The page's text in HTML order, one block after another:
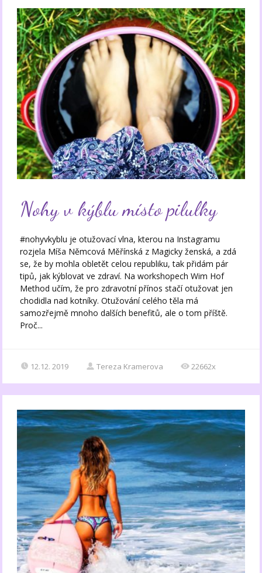
Nohy v kýblu místo pilulky
#nohyvkyblu je otužovací vlna, kterou na Instagramu
rozjela Míša Němcová Měřínská z Magicky ženská, a zdá
se, že by mohla obletět celou republiku, tak přidám pár
tipů, jak kýblovat ve zdraví.⁣⁣ Na workshopech Wim Hof
Method učím, že pro zdravotní přínos stačí otužovat jen
chodidla nad kotníky.⁣ Otužování celého těla má
samozřejmě mnoho dalších benefitů, ale o tom příště.⁣⁣ ⁣⁣
Proč...
12.12. 2019 Tereza Kramerova 22662x